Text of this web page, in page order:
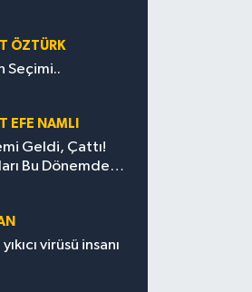
ÖZTÜRK
Seçimi..
EFE NAMLI
Geldi, Çattı!
Bu Dönemde
virüsü insanı